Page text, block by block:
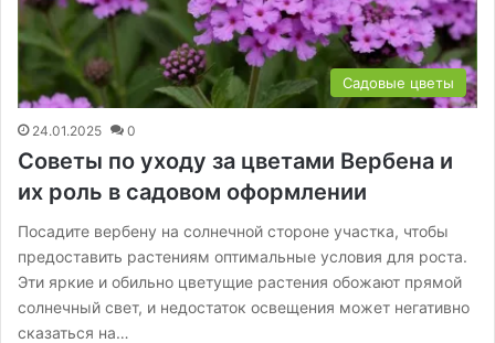
Садовые цветы
24.01.2025 0
Советы по уходу за цветами Вербена и
их роль в садовом оформлении
Посадите вербену на солнечной стороне участка, чтобы
предоставить растениям оптимальные условия для роста.
Эти яркие и обильно цветущие растения обожают прямой
солнечный свет, и недостаток освещения может негативно
сказаться на…